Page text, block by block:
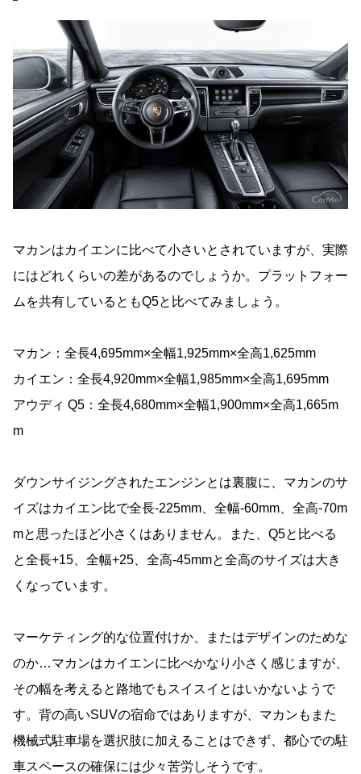
マカンはカイエンに比べて小さいとされていますが、実際
にはどれくらいの差があるのでしょうか。プラットフォー
ムを共有しているともQ5と比べてみましょう。
マカン：全長4,695mm×全幅1,925mm×全高1,625mm
カイエン：全長4,920mm×全幅1,985mm×全高1,695mm
アウディ Q5：全長4,680mm×全幅1,900mm×全高1,665m
m
ダウンサイジングされたエンジンとは裏腹に、マカンのサ
イズはカイエン比で全長-225mm、全幅-60mm、全高-70m
mと思ったほど小さくはありません。また、Q5と比べる
と全長+15、全幅+25、全高-45mmと全高のサイズは大き
くなっています。
マーケティング的な位置付けか、またはデザインのためな
のか…マカンはカイエンに比べかなり小さく感じますが、
その幅を考えると路地でもスイスイとはいかないようで
す。背の高いSUVの宿命ではありますが、マカンもまた
機械式駐車場を選択肢に加えることはできず、都心での駐
車スペースの確保には少々苦労しそうです。